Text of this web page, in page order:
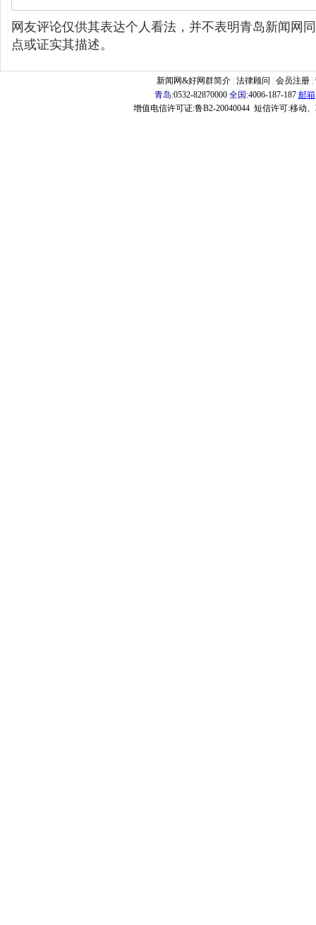
网友评论仅供其表达个人看法，并不表明青岛新闻网
点或证实其描述。